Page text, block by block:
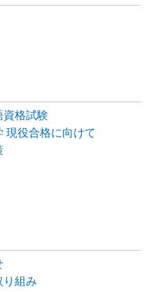
資格試験
現役合格に向けて
り組み